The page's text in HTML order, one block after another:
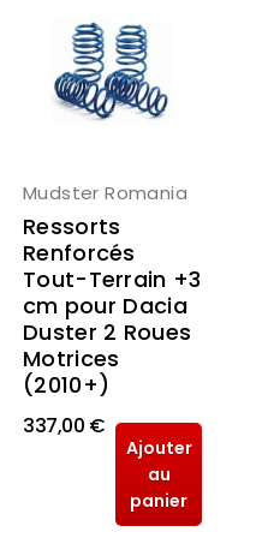
Mudster Romania
Ressorts
Renforcés
Tout-Terrain +3
cm pour Dacia
Duster 2 Roues
Motrices
(2010+)
337,00 €
Ajouter
au
panier